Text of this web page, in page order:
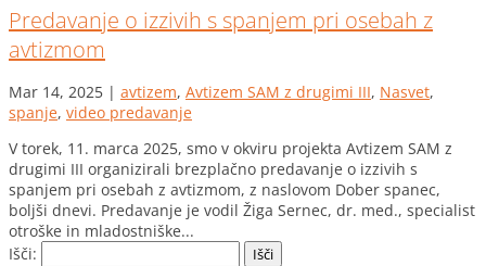
Predavanje o izzivih s spanjem pri osebah z
avtizmom
Mar 14, 2025 | avtizem, Avtizem SAM z drugimi III, Nasvet,
spanje, video predavanje
V torek, 11. marca 2025, smo v okviru projekta Avtizem SAM z
drugimi III organizirali brezplačno predavanje o izzivih s
spanjem pri osebah z avtizmom, z naslovom Dober spanec,
boljši dnevi. Predavanje je vodil Žiga Sernec, dr. med., specialist
otroške in mladostniške...
Išči: